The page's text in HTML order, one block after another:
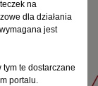
piła GRATIS
na
dla działania
jest
te dostarczane
portalu.